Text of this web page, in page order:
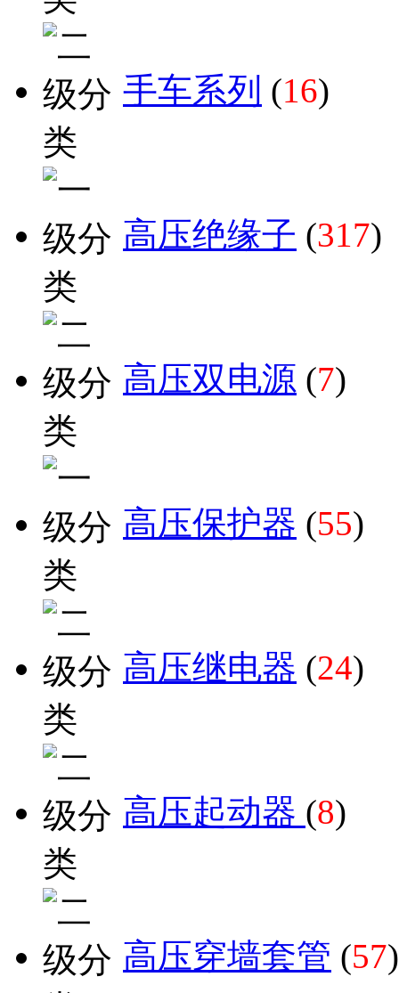
手车系列 (16)
高压绝缘子 (317)
高压双电源 (7)
高压保护器 (55)
高压继电器 (24)
高压起动器 (8)
高压穿墙套管 (57)